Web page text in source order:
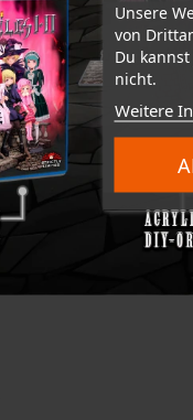
Unsere
von
Du
nicht.
Weitere